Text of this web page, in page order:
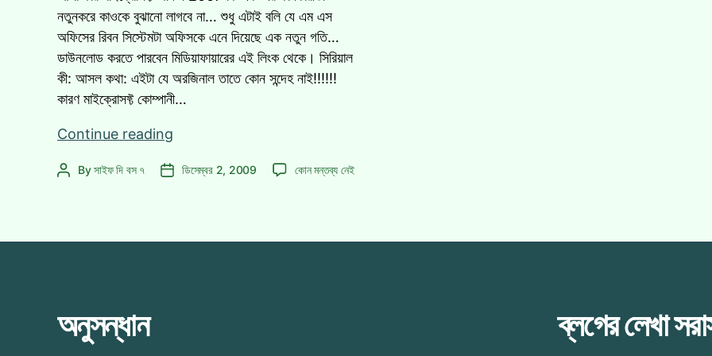
নতুনকরে কাওকে বুঝানো লাগবে না… শুধু এটাই বলি যে এম এস
অফিসের রিবন সিস্টেমটা অফিসকে এনে দিয়েছে এক নতুন গতি…
ডাউনলোড করতে পারবেন মিডিয়াফায়ারের এই লিংক থেকে। সিরিয়াল
কী: আসল কথা: এইটা যে অরজিনাল তাতে কোন সন্দেহ নাই!!!!!!
কারণ মাইক্রোসফ্ট কোম্পানী…
Continue reading
অফিস
PostByসাইফ দি বস ৭
Postডিসেম্বর 2, 2009
জেনুইন
কোন মন্তব্য নেই
অনুসন্ধান ব্লগের লেখা